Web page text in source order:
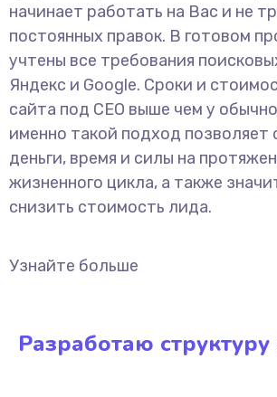
начинает работать на Вас и не
постоянных правок. В готовом
учтены все требования
Яндекс и Google. Сроки и
сайта под СЕО выше чем у
именно такой подход позволяет
деньги, время и силы на
жизненного цикла, а также
снизить стоимость лида.
Узнайте больше
Разработаю структуру